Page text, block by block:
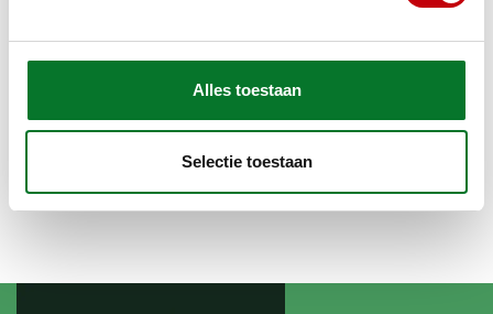
Alles toestaan
Selectie toestaan
zip2000 zwart mat DMP